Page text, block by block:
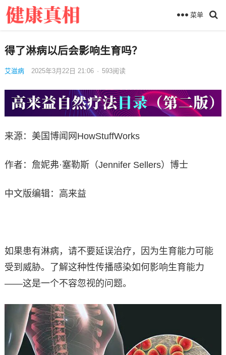
菜单
得了淋病以后会影响生育吗？
艾滋病 2025年3月22日 21:06 · 593阅读
来源：美国博闻网HowStuffWorks
作者：詹妮弗·塞勒斯（Jennifer Sellers）博士
中文版编辑：高来益
如果患有淋病，请不要延误治疗，因为生育能力可能
受到威胁。了解这种性传播感染如何影响生育能力
——这是一个不容忽视的问题。